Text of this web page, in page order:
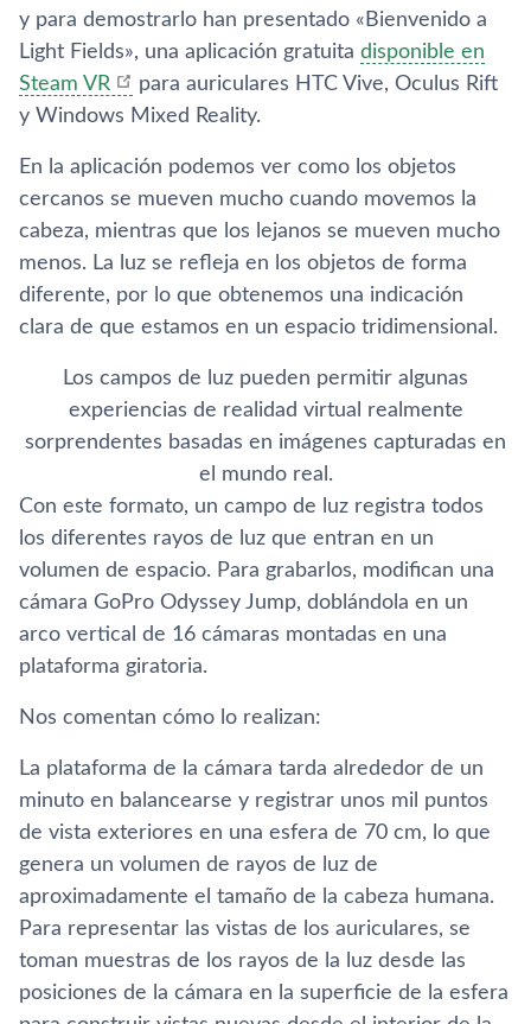
y para demostrarlo han presentado «Bienvenido a
Light Fields», una aplicación gratuita disponible en
Steam VR
para auriculares HTC Vive, Oculus Rift
y Windows Mixed Reality.
En la aplicación podemos ver como los objetos
cercanos se mueven mucho cuando movemos la
cabeza, mientras que los lejanos se mueven mucho
menos. La luz se refleja en los objetos de forma
diferente, por lo que obtenemos una indicación
clara de que estamos en un espacio tridimensional.
Los campos de luz pueden permitir algunas
experiencias de realidad virtual realmente
sorprendentes basadas en imágenes capturadas en
el mundo real.
Con este formato, un campo de luz registra todos
los diferentes rayos de luz que entran en un
volumen de espacio. Para grabarlos, modifican una
cámara GoPro Odyssey Jump, doblándola en un
arco vertical de 16 cámaras montadas en una
plataforma giratoria.
Nos comentan cómo lo realizan:
La plataforma de la cámara tarda alrededor de un
minuto en balancearse y registrar unos mil puntos
de vista exteriores en una esfera de 70 cm, lo que
genera un volumen de rayos de luz de
aproximadamente el tamaño de la cabeza humana.
Para representar las vistas de los auriculares, se
toman muestras de los rayos de la luz desde las
posiciones de la cámara en la superficie de la esfera